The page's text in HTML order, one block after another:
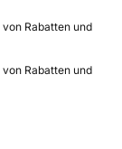
Rabatten und
Rabatten und